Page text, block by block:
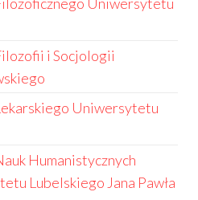
i Socjologii
Uniwersytetu
Humanistycznych
Lubelskiego Jana Pawła